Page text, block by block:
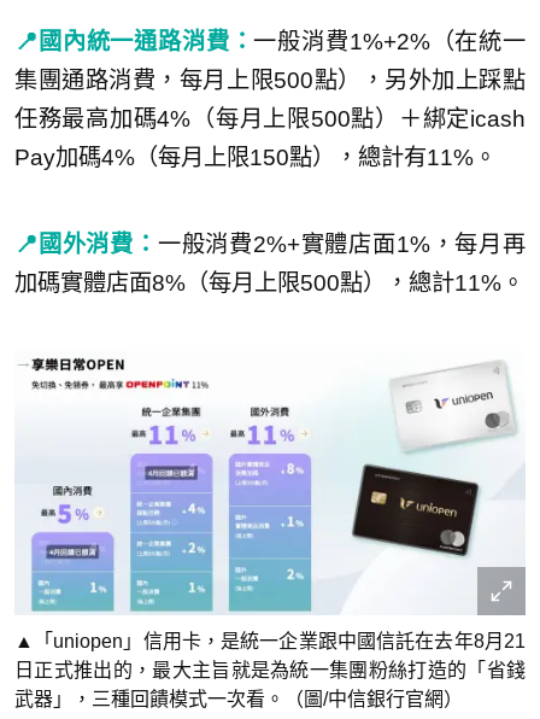
📍國內統一通路消費：一般消費1%+2%（在統一
集團通路消費，每月上限500點），另外加上踩點
任務最高加碼4%（每月上限500點）＋綁定icash
Pay加碼4%（每月上限150點），總計有11%。
📍國外消費： 一般消費2%+實體店面1%，每月再
加碼實體店面8%（每月上限500點），總計11%。
▲「uniopen」信用卡，是統一企業跟中國信託在去年8月21
日正式推出的，最大主旨就是為統一集團粉絲打造的「省錢
武器」，三種回饋模式一次看。（圖/中信銀行官網）